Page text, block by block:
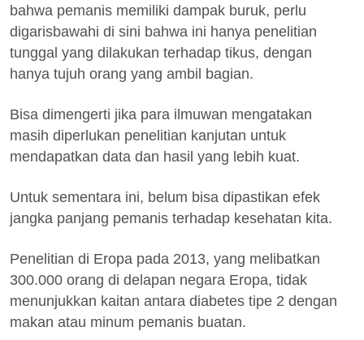
bahwa pemanis memiliki dampak buruk, perlu
digarisbawahi di sini bahwa ini hanya penelitian
tunggal yang dilakukan terhadap tikus, dengan
hanya tujuh orang yang ambil bagian.
Bisa dimengerti jika para ilmuwan mengatakan
masih diperlukan penelitian kanjutan untuk
mendapatkan data dan hasil yang lebih kuat.
Untuk sementara ini, belum bisa dipastikan efek
jangka panjang pemanis terhadap kesehatan kita.
Penelitian di Eropa pada 2013, yang melibatkan
300.000 orang di delapan negara Eropa, tidak
menunjukkan kaitan antara diabetes tipe 2 dengan
makan atau minum pemanis buatan.